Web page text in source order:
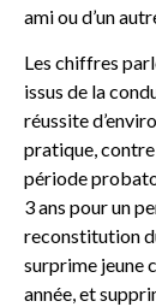
ami ou d’un
Les chiffres
issus de la
réussite
pratique,
période
3 ans pour un
reconstitution
surprime jeune
année, et